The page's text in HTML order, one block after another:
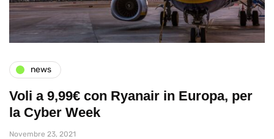
news
Voli a 9,99€ con Ryanair in Europa, per
la Cyber Week
Novembre 23, 2021